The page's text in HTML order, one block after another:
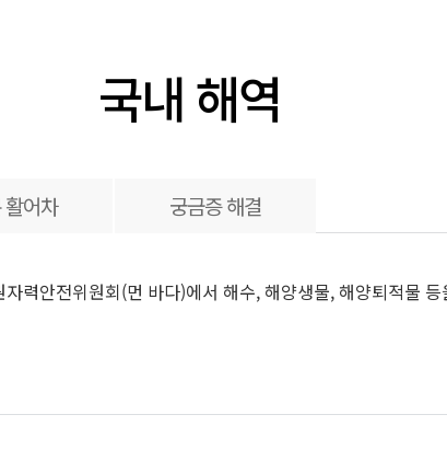
국내 해역
활어차 궁금증 해결
력안전위원회(먼 바다)에서 해수, 해양생물, 해양퇴적물